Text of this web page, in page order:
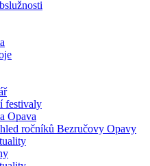
festivaly
Opava
ročníků Bezručovy Opavy